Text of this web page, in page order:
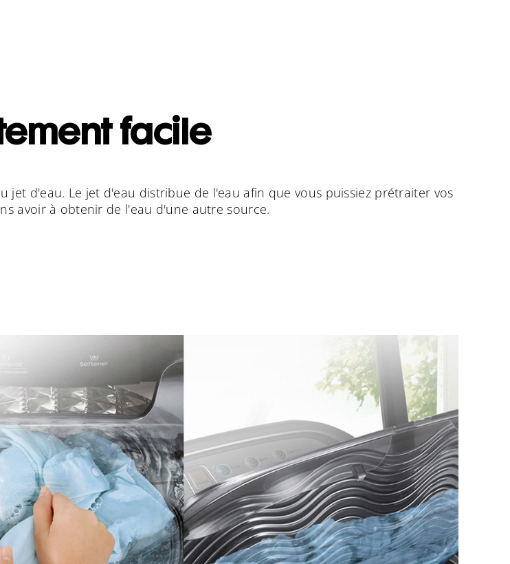
facile
d'eau. Le jet d'eau distribue de l'eau afin que vous puissiez prétraiter vos
avoir à obtenir de l'eau d'une autre source.